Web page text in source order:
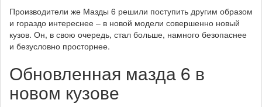
Производители же Мазды 6 решили поступить другим образом
и гораздо интереснее – в новой модели совершенно новый
кузов. Он, в свою очередь, стал больше, намного безопаснее
и безусловно просторнее.
Обновленная мазда 6 в
новом кузове